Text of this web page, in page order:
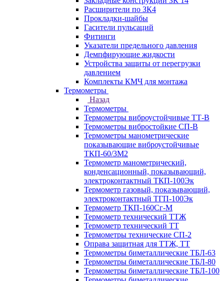
Расширители по ЗК4
Прокладки-шайбы
Гасители пульсаций
Фитинги
Указатели предельного давления
Демпфирующие жидкости
Устройства защиты от перегрузки
давлением
Комплекты КМЧ для монтажа
Термометры
Назад
Термометры
Термометры виброустойчивые ТТ-В
Термометры вибростойкие СП-В
Термометры манометрические
показывающие виброустойчивые
ТКП-60/3М2
Термометр манометрический,
конденсационный, показывающий,
электроконтактный ТКП-100Эк
Термометр газовый, показывающий,
электроконтактный ТГП-100Эк
Термометр ТКП-160Сг-М
Термометр технический ТТЖ
Термометр технический ТТ
Термометры технические СП-2
Оправа защитная для ТТЖ, ТТ
Термометры биметаллические ТБЛ-63
Термометры биметаллические ТБЛ-80
Термометры биметаллические ТБЛ-100